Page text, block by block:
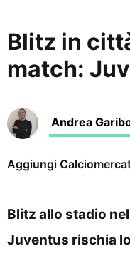
Blitz in
match:
Andrea
Aggiungi
Blitz allo stadio
Juventus rischia